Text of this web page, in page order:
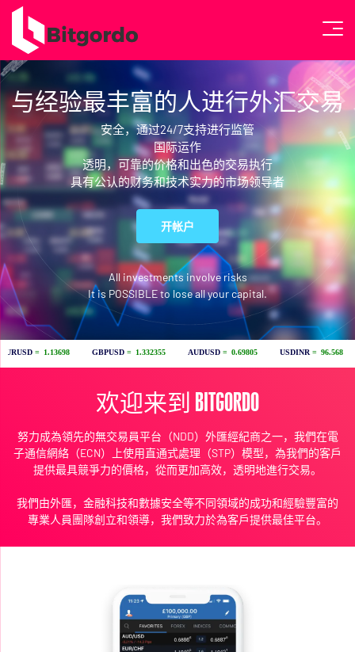
与经验最丰富的人进行外汇交易
安全，通过24/7支持进行监管
国际运作
透明，可靠的价格和出色的交易执行
具有公认的财务和技术实力的市场领导者
开帐户
All investments involve risks
It is POSSIBLE to lose all your capital.
欢迎来到 BITGORDO
努力成為領先的無交易員平台（NDD）外匯經紀商之一，我們在電
子通信網絡（ECN）上使用直通式處理（STP）模型，為我們的客戶
提供最具競爭力的價格，從而更加高效，透明地進行交易。
我們由外匯，金融科技和數據安全等不同領域的成功和經驗豐富的
專業人員團隊創立和領導，我們致力於為客戶提供最佳平台。